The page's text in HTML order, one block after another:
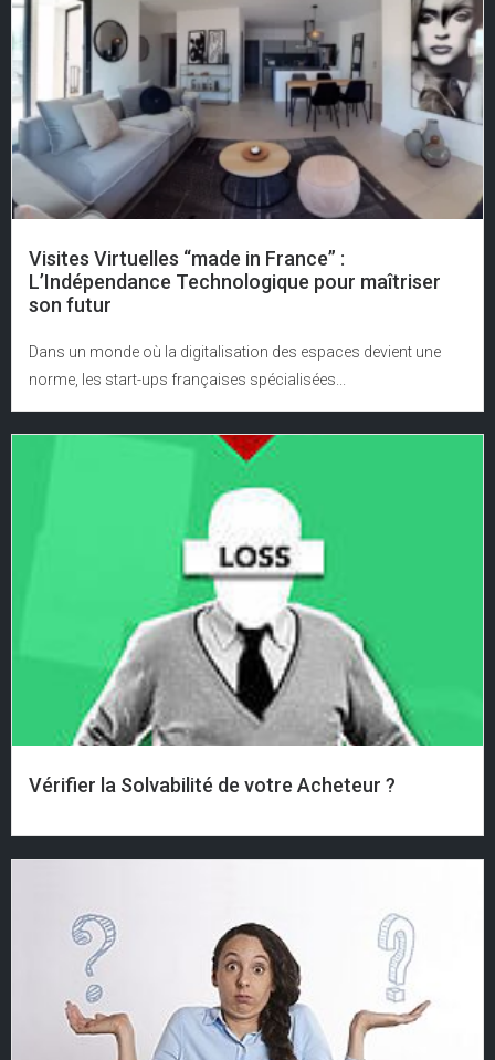
Visites Virtuelles “made in France” :
L’Indépendance Technologique pour maîtriser
son futur
Dans un monde où la digitalisation des espaces devient une
norme, les start-ups françaises spécialisées...
Vérifier la Solvabilité de votre Acheteur ?